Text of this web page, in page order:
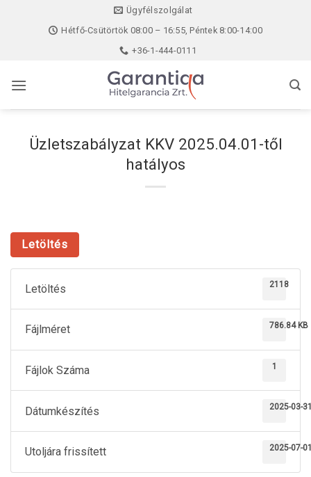
Ügyfélszolgálat
Hétfő-Csütörtök 08:00 – 16:55, Péntek 8:00-14:00
+36-1-444-0111
Üzletszabályzat KKV 2025.04.01-től
hatályos
Letöltés
Letöltés 2118
Fájlméret 786.84 KB
Fájlok Száma 1
Dátumkészítés 2025-03-
Utoljára frissített 2025-07-